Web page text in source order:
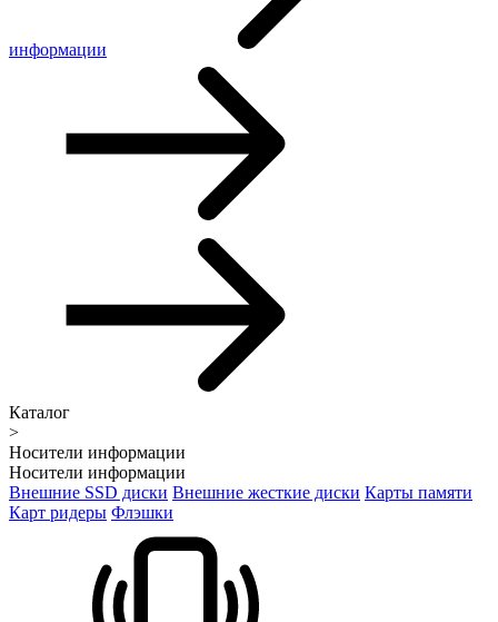
информации
Каталог
>
Носители информации
Носители информации
Внешние SSD диски Внешние жесткие диски Карты памяти
Карт ридеры Флэшки